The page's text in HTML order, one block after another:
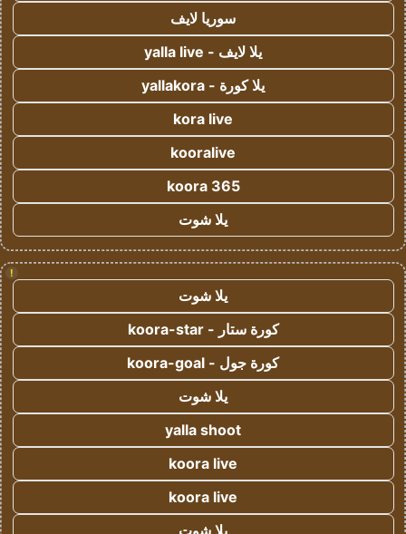
سوريا لايف
يلا لايف - yalla live
يلا كورة - yallakora
kora live
kooralive
koora 365
يلا شوت
!
يلا شوت
كورة ستار - koora-star
كورة جول - koora-goal
يلا شوت
yalla shoot
koora live
koora live
يلا شوت